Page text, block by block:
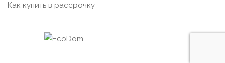
Как купить в рассрочку